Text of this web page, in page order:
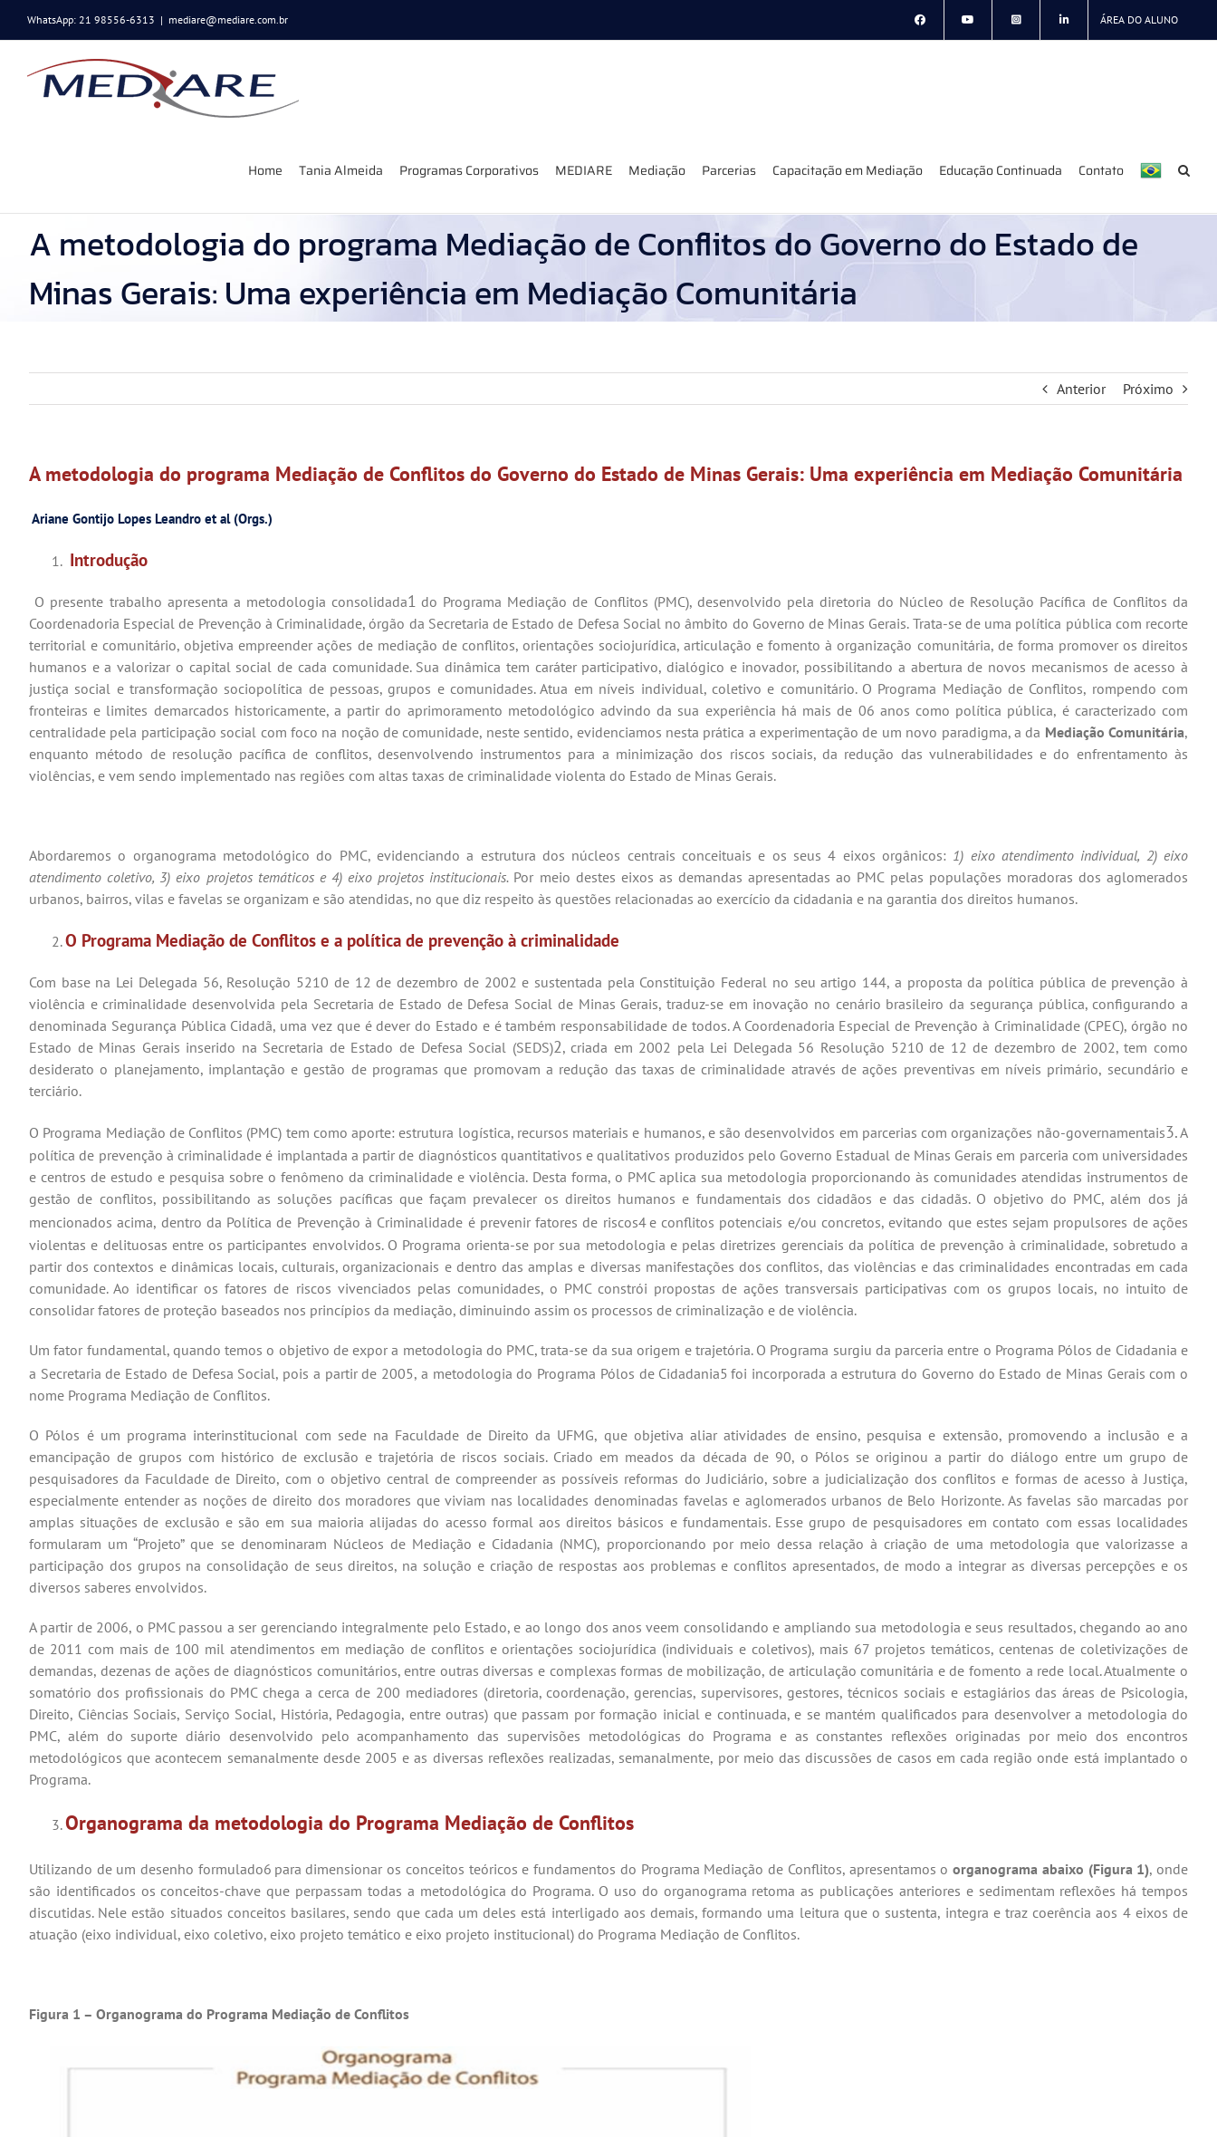
conteúdo
WhatsApp: 21 98556-6313 | mediare@mediare.com.br ÁREA DO ALUNO
Home Tania Almeida Programas Corporativos MEDIARE Mediação Parcerias Capacitação em Mediação Educação Continuada Contato
A metodologia do programa Mediação de Conflitos do Governo do Estado de
Minas Gerais: Uma experiência em Mediação Comunitária
Anterior Próximo
A metodologia do programa Mediação de Conflitos do Governo do Estado de Minas Gerais: Uma experiência em Mediação Comunitária
Ariane Gontijo Lopes Leandro et al (Orgs.)
Introdução
O presente trabalho apresenta a metodologia consolidada1 do Programa Mediação de Conflitos (PMC), desenvolvido pela diretoria do Núcleo de Resolução Pacífica de Conflitos da
Coordenadoria Especial de Prevenção à Criminalidade, órgão da Secretaria de Estado de Defesa Social no âmbito do Governo de Minas Gerais. Trata-se de uma política pública com recorte
territorial e comunitário, objetiva empreender ações de mediação de conflitos, orientações sociojurídica, articulação e fomento à organização comunitária, de forma promover os direitos
humanos e a valorizar o capital social de cada comunidade. Sua dinâmica tem caráter participativo, dialógico e inovador, possibilitando a abertura de novos mecanismos de acesso à
justiça social e transformação sociopolítica de pessoas, grupos e comunidades. Atua em níveis individual, coletivo e comunitário. O Programa Mediação de Conflitos, rompendo com
fronteiras e limites demarcados historicamente, a partir do aprimoramento metodológico advindo da sua experiência há mais de 06 anos como política pública, é caracterizado com
centralidade pela participação social com foco na noção de comunidade, neste sentido, evidenciamos nesta prática a experimentação de um novo paradigma, a da Mediação Comunitária,
enquanto método de resolução pacífica de conflitos, desenvolvendo instrumentos para a minimização dos riscos sociais, da redução das vulnerabilidades e do enfrentamento às
violências, e vem sendo implementado nas regiões com altas taxas de criminalidade violenta do Estado de Minas Gerais.
Abordaremos o organograma metodológico do PMC, evidenciando a estrutura dos núcleos centrais conceituais e os seus 4 eixos orgânicos: 1) eixo atendimento individual, 2) eixo
atendimento coletivo, 3) eixo projetos temáticos e 4) eixo projetos institucionais. Por meio destes eixos as demandas apresentadas ao PMC pelas populações moradoras dos aglomerados
urbanos, bairros, vilas e favelas se organizam e são atendidas, no que diz respeito às questões relacionadas ao exercício da cidadania e na garantia dos direitos humanos.
O Programa Mediação de Conflitos e a política de prevenção à criminalidade
Com base na Lei Delegada 56, Resolução 5210 de 12 de dezembro de 2002 e sustentada pela Constituição Federal no seu artigo 144, a proposta da política pública de prevenção à
violência e criminalidade desenvolvida pela Secretaria de Estado de Defesa Social de Minas Gerais, traduz-se em inovação no cenário brasileiro da segurança pública, configurando a
denominada Segurança Pública Cidadã, uma vez que é dever do Estado e é também responsabilidade de todos. A Coordenadoria Especial de Prevenção à Criminalidade (CPEC), órgão no
Estado de Minas Gerais inserido na Secretaria de Estado de Defesa Social (SEDS)2, criada em 2002 pela Lei Delegada 56 Resolução 5210 de 12 de dezembro de 2002, tem como
desiderato o planejamento, implantação e gestão de programas que promovam a redução das taxas de criminalidade através de ações preventivas em níveis primário, secundário e
terciário.
O Programa Mediação de Conflitos (PMC) tem como aporte: estrutura logística, recursos materiais e humanos, e são desenvolvidos em parcerias com organizações não-governamentais3.A
política de prevenção à criminalidade é implantada a partir de diagnósticos quantitativos e qualitativos produzidos pelo Governo Estadual de Minas Gerais em parceria com universidades
e centros de estudo e pesquisa sobre o fenômeno da criminalidade e violência. Desta forma, o PMC aplica sua metodologia proporcionando às comunidades atendidas instrumentos de
gestão de conflitos, possibilitando as soluções pacíficas que façam prevalecer os direitos humanos e fundamentais dos cidadãos e das cidadãs. O objetivo do PMC, além dos já
mencionados acima, dentro da Política de Prevenção à Criminalidade é prevenirfatores de riscos4 e conflitos potenciais e/ou concretos, evitando que estes sejam propulsores de ações
violentas e delituosas entre os participantes envolvidos. O Programa orienta-se por sua metodologia e pelas diretrizes gerenciais da política de prevenção à criminalidade, sobretudo a
partir dos contextos e dinâmicas locais, culturais, organizacionais e dentro das amplas e diversas manifestações dos conflitos, das violências e das criminalidades encontradas em cada
comunidade. Ao identificar os fatores de riscos vivenciados pelas comunidades, o PMC constrói propostas de ações transversais participativas com os grupos locais, no intuito de
consolidar fatores de proteção baseados nos princípios da mediação, diminuindo assim os processos de criminalização e de violência.
Um fator fundamental, quando temos o objetivo de expor a metodologia do PMC, trata-se da sua origem e trajetória. O Programa surgiu da parceria entre o Programa Pólos de Cidadania e
a Secretaria de Estado de Defesa Social, pois a partir de 2005, a metodologia do Programa Pólos de Cidadania5 foi incorporada a estrutura do Governo do Estado de Minas Gerais com o
nome Programa Mediação de Conflitos.
O Pólos é um programa interinstitucional com sede na Faculdade de Direito da UFMG, que objetiva aliar atividades de ensino, pesquisa e extensão, promovendo a inclusão e a
emancipação de grupos com histórico de exclusão e trajetória de riscos sociais. Criado em meados da década de 90, o Pólos se originou a partir do diálogo entre um grupo de
pesquisadores da Faculdade de Direito, com o objetivo central de compreender as possíveis reformas do Judiciário, sobre a judicialização dos conflitos e formas de acesso à Justiça,
especialmente entender as noções de direito dos moradores que viviam nas localidades denominadas favelas e aglomerados urbanos de Belo Horizonte. As favelas são marcadas por
amplas situações de exclusão e são em sua maioria alijadas do acesso formal aos direitos básicos e fundamentais. Esse grupo de pesquisadores em contato com essas localidades
formularam um “Projeto” que se denominaram Núcleos de Mediação e Cidadania (NMC), proporcionando por meio dessa relação à criação de uma metodologia que valorizasse a
participação dos grupos na consolidação de seus direitos, na solução e criação de respostas aos problemas e conflitos apresentados, de modo a integrar as diversas percepções e os
diversos saberes envolvidos.
A partir de 2006, o PMC passou a ser gerenciando integralmente pelo Estado, e ao longo dos anos veem consolidando e ampliando sua metodologia e seus resultados, chegando ao ano
de 2011 com mais de 100 mil atendimentos em mediação de conflitos e orientações sociojurídica (individuais e coletivos), mais 67 projetos temáticos, centenas de coletivizações de
demandas, dezenas de ações de diagnósticos comunitários, entre outras diversas e complexas formas de mobilização, de articulação comunitária e de fomento a rede local. Atualmente o
somatório dos profissionais do PMC chega a cerca de 200 mediadores (diretoria, coordenação, gerencias, supervisores, gestores, técnicos sociais e estagiários das áreas de Psicologia,
Direito, Ciências Sociais, Serviço Social, História, Pedagogia, entre outras) que passam por formação inicial e continuada, e se mantém qualificados para desenvolver a metodologia do
PMC, além do suporte diário desenvolvido pelo acompanhamento das supervisões metodológicas do Programa e as constantes reflexões originadas por meio dos encontros
metodológicos que acontecem semanalmente desde 2005 e as diversas reflexões realizadas, semanalmente, por meio das discussões de casos em cada região onde está implantado o
Programa.
Organograma da metodologia do Programa Mediação de Conflitos
Utilizando de um desenho formulado6 para dimensionar os conceitos teóricos e fundamentos do Programa Mediação de Conflitos, apresentamos oorganograma abaixo (Figura 1), onde
são identificados os conceitos-chave que perpassam todas a metodológica do Programa. O uso do organograma retoma as publicações anteriores e sedimentam reflexões há tempos
discutidas. Nele estão situados conceitos basilares, sendo que cada um deles está interligado aos demais, formando uma leitura que o sustenta, integra e traz coerência aos 4 eixos de
atuação (eixo individual, eixo coletivo, eixo projeto temático e eixo projeto institucional) do Programa Mediação de Conflitos.
Figura 1 – Organograma do Programa Mediação de Conflitos